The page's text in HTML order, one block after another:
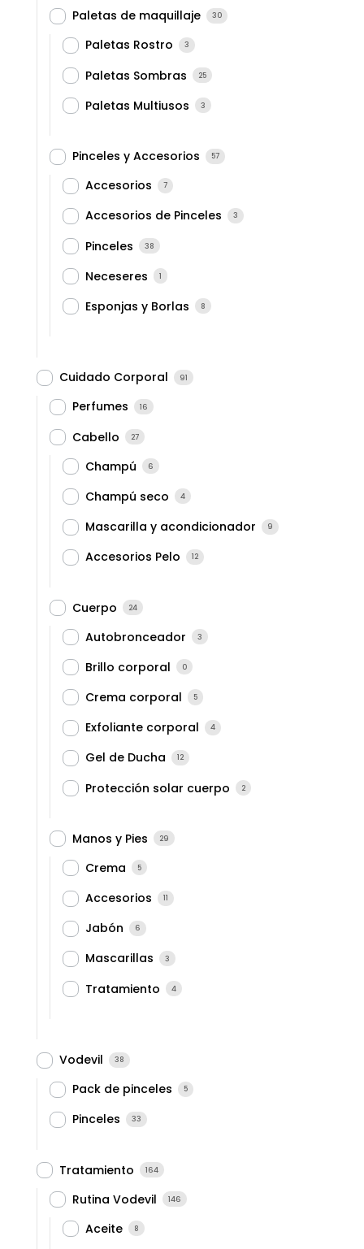
Paletas de maquillaje 30
Paletas Rostro 3
Paletas Sombras 25
Paletas Multiusos 3
Pinceles y Accesorios 57
Accesorios 7
Accesorios de Pinceles 3
Pinceles 38
Neceseres 1
Esponjas y Borlas 8
Cuidado Corporal 91
Perfumes 16
Cabello 27
Champú 6
Champú seco 4
Mascarilla y acondicionador 9
Accesorios Pelo 12
Cuerpo 24
Autobronceador 3
Brillo corporal 0
Crema corporal 5
Exfoliante corporal 4
Gel de Ducha 12
Protección solar cuerpo 2
Manos y Pies 29
Crema 5
Accesorios 11
Jabón 6
Mascarillas 3
Tratamiento 4
Vodevil 38
Pack de pinceles 5
Pinceles 33
Tratamiento 164
Rutina Vodevil 146
Aceite 8